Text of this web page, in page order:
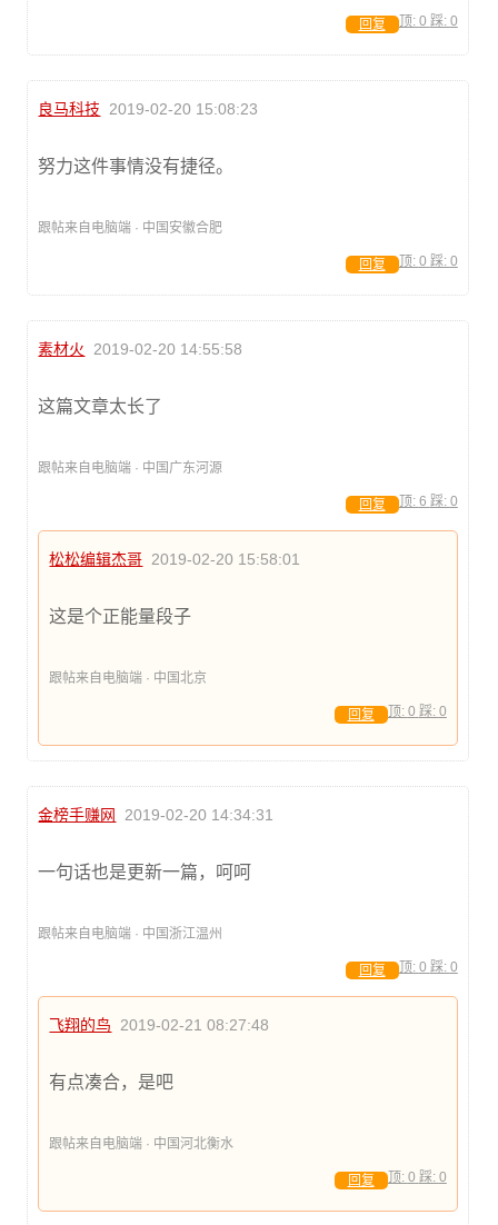
顶: 0 踩: 0
回复
良马科技 2019-02-20 15:08:23
努力这件事情没有捷径。
跟帖来自电脑端 · 中国安徽合肥
顶: 0 踩: 0
回复
素材火 2019-02-20 14:55:58
这篇文章太长了
跟帖来自电脑端 · 中国广东河源
顶: 6 踩: 0
回复
松松编辑杰哥 2019-02-20 15:58:01
这是个正能量段子
跟帖来自电脑端 · 中国北京
顶: 0 踩: 0
回复
金榜手赚网 2019-02-20 14:34:31
一句话也是更新一篇，呵呵
跟帖来自电脑端 · 中国浙江温州
顶: 0 踩: 0
回复
飞翔的鸟 2019-02-21 08:27:48
有点凑合，是吧
跟帖来自电脑端 · 中国河北衡水
顶: 0 踩: 0
回复